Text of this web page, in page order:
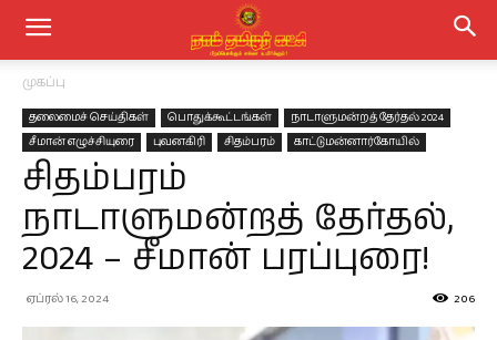
முகப்பு
தலைமைச் செய்திகள் பொதுக்கூட்டங்கள்
நாடாளுமன்றத் தேர்தல் 2024
சீமான் எழுச்சியுரை
புவனகிரி சிதம்பரம் காட்டுமன்னார்கோயில்
சிதம்பரம்
நாடாளுமன்றத் தேர்தல்,
2024 – சீமான் பரப்புரை!
ஏப்ரல் 16, 2024 206